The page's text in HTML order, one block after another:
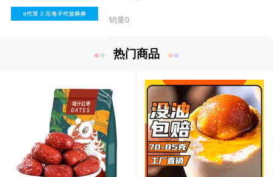
销量0
热门商品